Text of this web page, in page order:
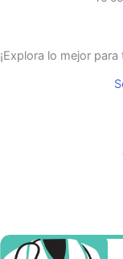
¡Explora lo mejor